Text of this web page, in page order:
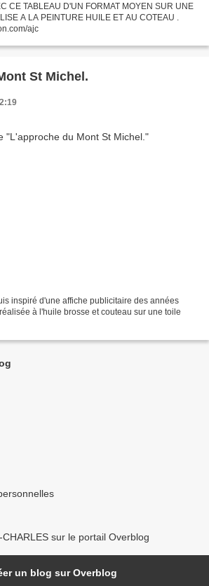
CE TABLEAU D'UN FORMAT MOYEN SUR UNE
A LA PEINTURE HUILE ET AU COTEAU .
ajc
St Michel.
inspiré d'une affiche publicitaire des années
à l'huile brosse et couteau sur une toile
sur le portail Overblog
un blog sur Overblog